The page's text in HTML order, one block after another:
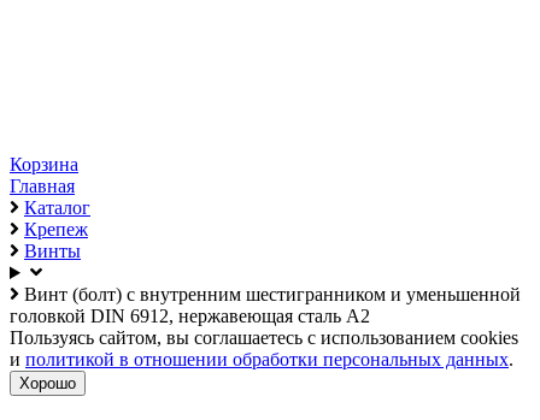
Корзина
Главная
Каталог
Крепеж
Винты
Винт (болт) с внутренним шестигранником и уменьшенной
головкой DIN 6912, нержавеющая сталь А2
Пользуясь сайтом, вы соглашаетесь с использованием cookies
и политикой в отношении обработки персональных данных.
Хорошо